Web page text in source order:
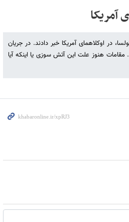
آمریکا
در اوکلاهمای آمریکا خبر دادند. در جریان
هنوز علت این آتش سوزی یا اینکه آیا